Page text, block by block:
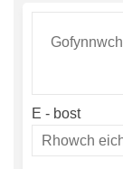
E - bost
Rhowch
eich